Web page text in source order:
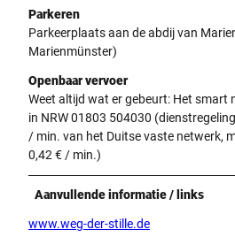
Parkeren
Parkeerplaats aan de abdij van
Marienmünster)
Openbaar vervoer
Weet altijd wat er gebeurt: Het smart
in NRW 01803 504030
/ min. van het Duitse vaste netwerk,
0,42 € / min.)
Aanvullende informatie / links
www.weg-der-stille.de